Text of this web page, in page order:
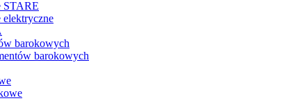
STARE
elektryczne
barokowych
barokowych